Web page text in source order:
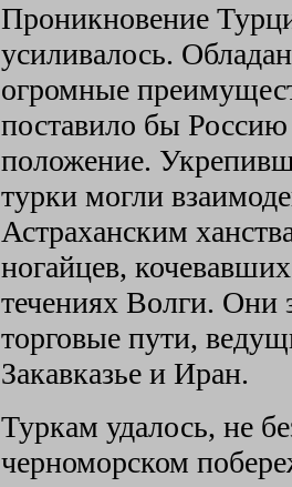
Проникновение
усиливалось.
огромные
поставило бы
положение.
турки могли
Астраханским
ногайцев,
течениях Волги. Они
торговые пути,
Закавказье и Иран.
Туркам удалось, не
черноморском